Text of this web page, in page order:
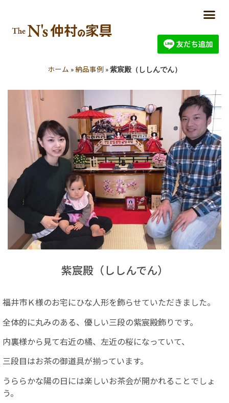
ホーム »納品事例 »紫宸殿（ししんでん）
紫宸殿（ししんでん）
福井市Ｋ様のお宅にひな人形を飾らせていただきました。
全体的に丸みのある、優しい三段の紫宸殿飾りです。
内裏様から見て右近の橘、左近の桜になっていて、
三段目はお茶の御道具が揃っています。
うららかな陽の日には楽しいお茶会が開かれることでしょ
う。